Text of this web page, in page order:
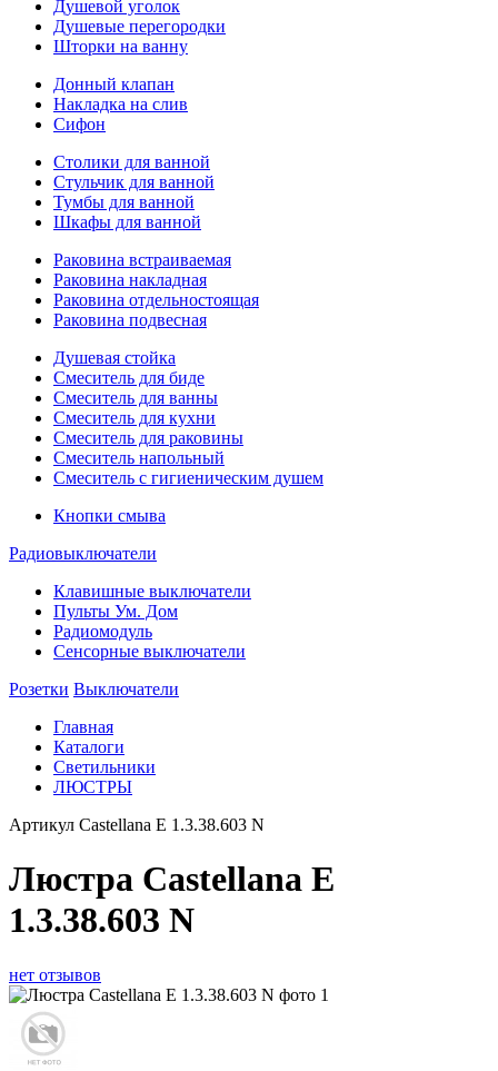
Душевой уголок
Душевые перегородки
Шторки на ванну
Донный клапан
Накладка на слив
Сифон
Столики для ванной
Стульчик для ванной
Тумбы для ванной
Шкафы для ванной
Раковина встраиваемая
Раковина накладная
Раковина отдельностоящая
Раковина подвесная
Душевая стойка
Смеситель для биде
Смеситель для ванны
Смеситель для кухни
Смеситель для раковины
Смеситель напольный
Смеситель с гигиеническим душем
Кнопки смыва
Радиовыключатели
Клавишные выключатели
Пульты Ум. Дом
Радиомодуль
Сенсорные выключатели
Розетки Выключатели
Главная
Каталоги
Светильники
ЛЮСТРЫ
Артикул Castellana E 1.3.38.603 N
Люстра Castellana E
1.3.38.603 N
нет отзывов